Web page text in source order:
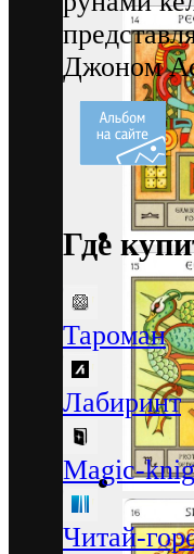
Джоном
Где
Тароман
Лабиринт
Magic-
Читай-